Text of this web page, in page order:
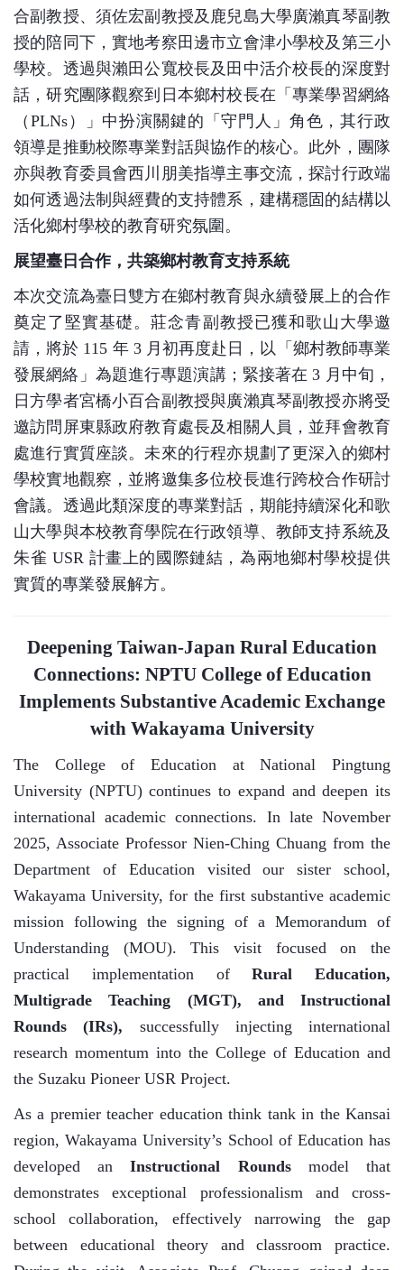
合副教授、須佐宏副教授及鹿兒島大學廣瀨真琴副教
授的陪同下，實地考察田邊市立會津小學校及第三小
學校。透過與瀨田公寬校長及田中活介校長的深度對
話，研究團隊觀察到日本鄉村校長在「專業學習網絡
（ PLNs）」中扮演關鍵的「守門人」角色，其行政
領導是推動校際專業對話與協作的核心。此外，團隊
亦與教育委員會西川朋美指導主事交流，探討行政端
如何透過法制與經費的支持體系，建構穩固的結構以
活化鄉村學校的教育研究氛圍。
展望臺日合作，共築鄉村教育支持系統
本次交流為臺日雙方在鄉村教育與永續發展上的合作
奠定了堅實基礎。莊念青副教授已獲和歌山大學邀
請，將於 115 年3 月初再度赴日，以「鄉村教師專業
發展網絡」為題進行專題演講；緊接著在 3 月中旬，
日方學者宮橋小百合副教授與廣瀨真琴副教授亦將受
邀訪問屏東縣政府教育處長及相關人員，並拜會教育
處進行實質座談。未來的行程亦規劃了更深入的鄉村
學校實地觀察，並將邀集多位校長進行跨校合作研討
會議。透過此類深度的專業對話，期能持續深化和歌
山大學與本校教育學院在行政領導、教師支持系統及
朱雀 USR 計畫上的國際鏈結，為兩地鄉村學校提供
實質的專業發展解方。
Deepening Taiwan-Japan Rural Education
Connections: NPTU College of Education
Implements Substantive Academic Exchange
with Wakayama University
The College of Education at National Pingtung
University (NPTU) continues to expand and deepen its
international academic connections. In late November
2025, Associate Professor Nien-Ching Chuang from the
Department of Education visited our sister school,
Wakayama University, for the first substantive academic
mission following the signing of a Memorandum of
Understanding (MOU). This visit focused on the
practical implementation ofRural Education,
Multigrade Teaching (MGT), and Instructional
Rounds (IRs), successfully injecting international
research momentum into the College of Education and
the Suzaku Pioneer USR Project.
As a premier teacher education think tank in the Kansai
region, Wakayama University’s School of Education has
developed anInstructional Roundsmodel that
demonstrates exceptional professionalism and cross-
school collaboration, effectively narrowing the gap
between educational theory and classroom practice.